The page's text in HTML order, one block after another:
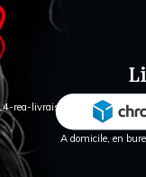
A domicile, en